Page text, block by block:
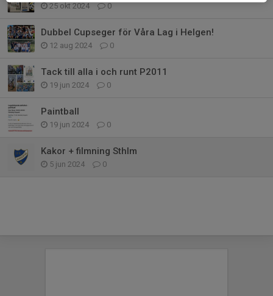
25 okt 2024 0
Dubbel Cupseger för Våra Lag i Helgen!
12 aug 2024 0
Tack till alla i och runt P2011
19 jun 2024 0
Paintball
19 jun 2024 0
Kakor + filmning Sthlm
5 jun 2024 0